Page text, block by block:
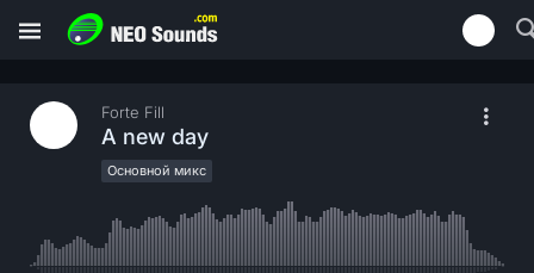
Forte Fill
A new day
Основной микс